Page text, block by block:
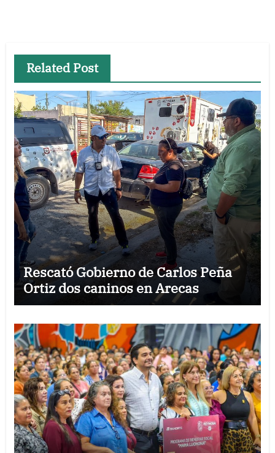
Related Post
Rescató Gobierno de Carlos Peña
Ortiz dos caninos en Arecas